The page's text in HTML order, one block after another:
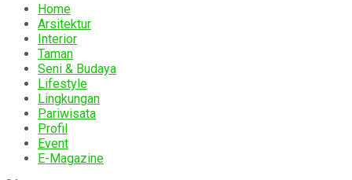
Home
Arsitektur
Interior
Taman
Seni & Budaya
Lifestyle
Lingkungan
Pariwisata
Profil
Event
E-Magazine